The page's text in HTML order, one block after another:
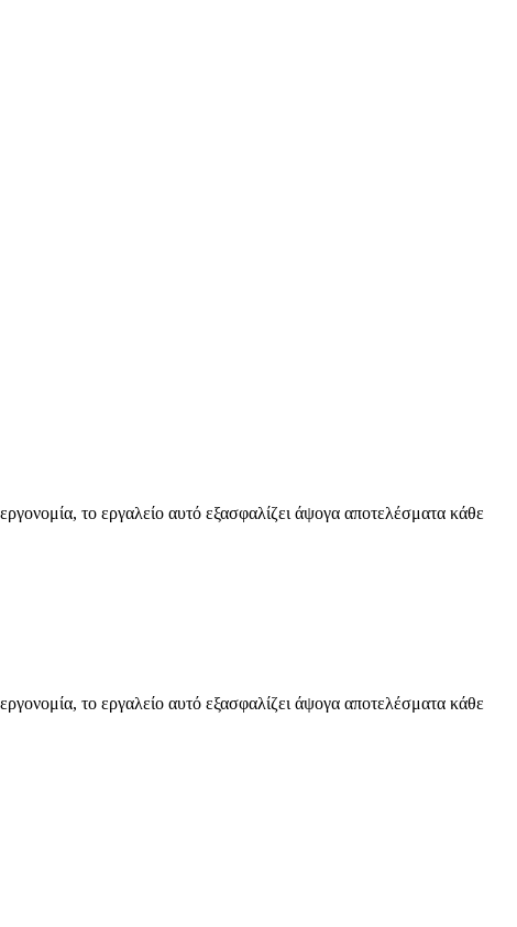
το εργαλείο αυτό εξασφαλίζει άψογα αποτελέσματα κάθε
το εργαλείο αυτό εξασφαλίζει άψογα αποτελέσματα κάθε